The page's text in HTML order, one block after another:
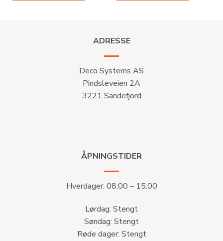
ADRESSE
Deco Systems AS
Pindsleveien 2A
3221 Sandefjord
ÅPNINGSTIDER
Hverdager: 08:00 – 15:00
Lørdag: Stengt
Søndag: Stengt
Røde dager: Stengt